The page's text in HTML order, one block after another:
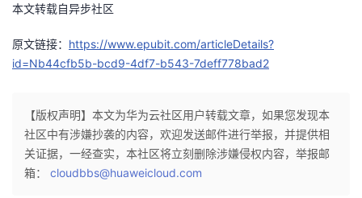
本文转载自异步社区
原文链接： https://www.epubit.com/articleDetails?
id=Nb44cfb5b-bcd9-4df7-b543-7deff778bad2
【版权声明】本文为华为云社区用户转载文章，如果您发现本
社区中有涉嫌抄袭的内容，欢迎发送邮件进行举报，并提供相
关证据，一经查实，本社区将立刻删除涉嫌侵权内容，举报邮
箱： cloudbbs@huaweicloud.com